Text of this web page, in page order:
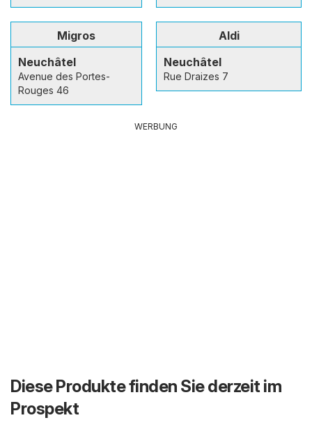
Migros
Neuchâtel
Avenue des Portes-
Rouges 46
Aldi
Neuchâtel
Rue Draizes 7
WERBUNG
Diese Produkte finden Sie derzeit im
Prospekt